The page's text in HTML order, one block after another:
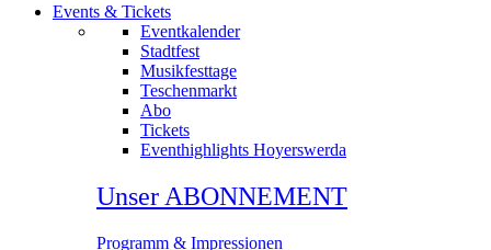
Events & Tickets
Eventkalender
Stadtfest
Musikfesttage
Teschenmarkt
Abo
Tickets
Eventhighlights Hoyerswerda
Unser ABONNEMENT
Programm & Impressionen